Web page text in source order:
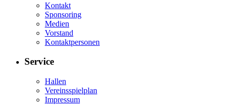
Kontakt
Sponsoring
Medien
Vorstand
Kontaktpersonen
Service
Hallen
Vereinsspielplan
Impressum